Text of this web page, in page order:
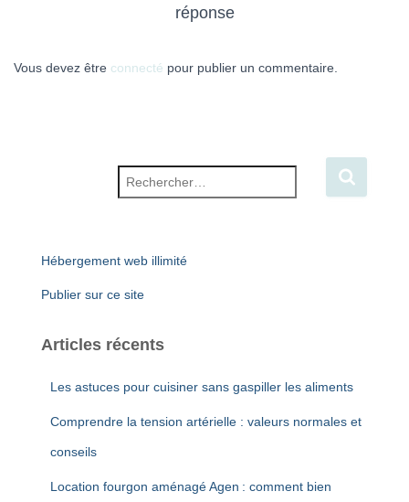
réponse
Vous devez être connecté pour publier un commentaire.
Hébergement web illimité
Publier sur ce site
Articles récents
Les astuces pour cuisiner sans gaspiller les aliments
Comprendre la tension artérielle : valeurs normales et
conseils
Location fourgon aménagé Agen : comment bien